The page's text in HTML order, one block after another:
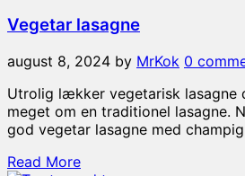
Vegetar lasagne
august 8, 2024 by MrKok 0
Utrolig lækker vegetarisk lasagne
meget om en traditionel lasagne.
god vegetar lasagne med
Read More